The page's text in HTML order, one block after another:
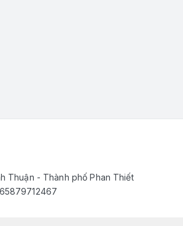
Thuận - Thành phố Phan Thiết